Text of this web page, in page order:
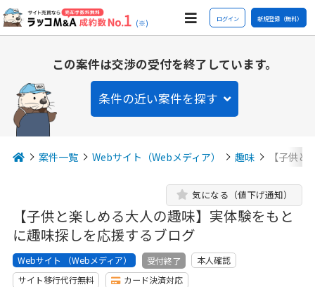
(※) ログイン 新規登録（無料）
この案件は交渉の受付を終了しています。
条件の近い案件を探す
案件一覧 Webサイト（Webメディア） 趣味 【子供
【子供と楽しめる大人の趣味】実体験をもと
に趣味探しを応援するブログ
気になる（値下げ通知）
Webサイト （Webメディア） 受付終了
本人確認
サイト移行代行無料
カード決済対応